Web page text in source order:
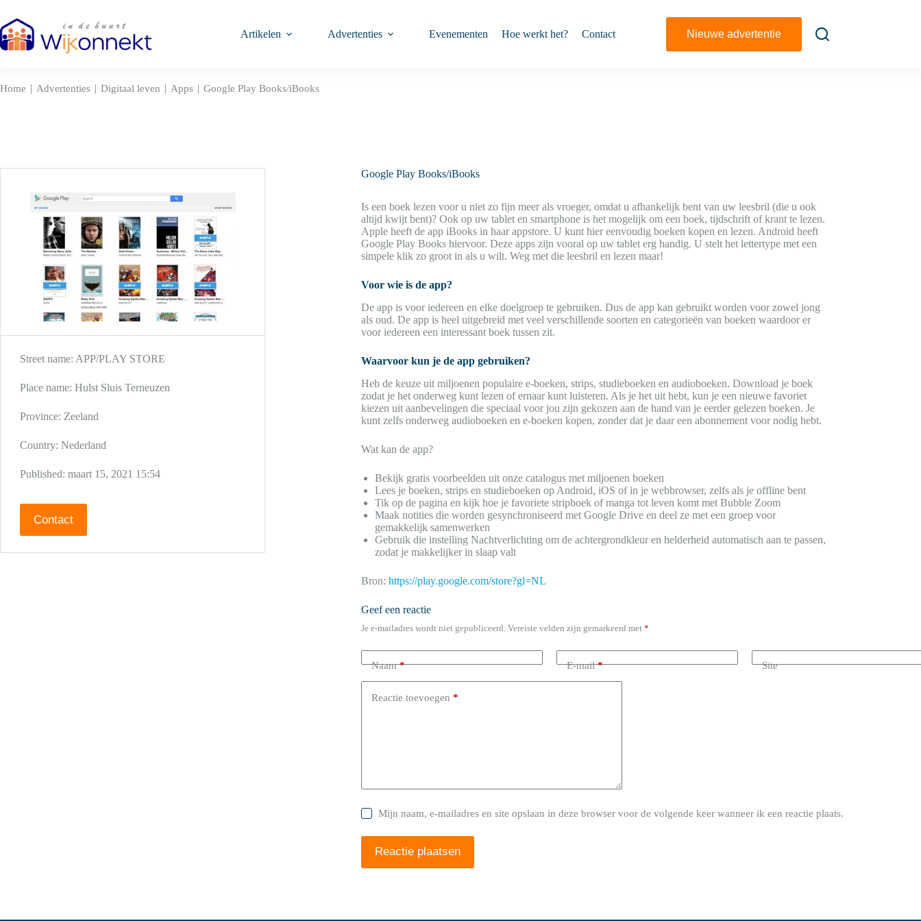
naar
de
inhoud
Artikelen Advertenties Evenementen Hoe werkt het? Contact Nieuwe advertentie
Home | Advertenties | Digitaal leven | Apps | Google Play Books/iBooks
Google Play Books/iBooks
Is een boek lezen voor u niet zo fijn meer als vroeger, omdat u afhankelijk bent van uw leesbril (die u ook
altijd kwijt bent)? Ook op uw tablet en smartphone is het mogelijk om een boek, tijdschrift of krant te lezen.
Apple heeft de app iBooks in haar appstore. U kunt hier eenvoudig boeken kopen en lezen. Android heeft
Google Play Books hiervoor. Deze apps zijn vooral op uw tablet erg handig. U stelt het lettertype met een
simpele klik zo groot in als u wilt. Weg met die leesbril en lezen maar!
Voor wie is de app?
De app is voor iedereen en elke doelgroep te gebruiken. Dus de app kan gebruikt worden voor zowel jong
als oud. De app is heel uitgebreid met veel verschillende soorten en categorieën van boeken waardoor er
voor iedereen een interessant boek tussen zit.
Waarvoor kun je de app gebruiken?
Heb de keuze uit miljoenen populaire e-boeken, strips, studieboeken en audioboeken. Download je boek
zodat je het onderweg kunt lezen of ernaar kunt luisteren. Als je het uit hebt, kun je een nieuwe favoriet
kiezen uit aanbevelingen die speciaal voor jou zijn gekozen aan de hand van je eerder gelezen boeken. Je
kunt zelfs onderweg audioboeken en e-boeken kopen, zonder dat je daar een abonnement voor nodig hebt.
Wat kan de app?
Bekijk gratis voorbeelden uit onze catalogus met miljoenen boeken
Lees je boeken, strips en studieboeken op Android, iOS of in je webbrowser, zelfs als je offline bent
Tik op de pagina en kijk hoe je favoriete stripboek of manga tot leven komt met Bubble Zoom
Maak notities die worden gesynchroniseerd met Google Drive en deel ze met een groep voor
gemakkelijk samenwerken
Gebruik die instelling Nachtverlichting om de achtergrondkleur en helderheid automatisch aan te passen,
zodat je makkelijker in slaap valt
Bron:https://play.google.com/store?gl=NL
Geef een reactie
Je e-mailadres wordt niet gepubliceerd. Vereiste velden zijn gemarkeerd met*
Naam* E-mail* Site
Reactie toevoegen *
Mijn naam, e-mailadres en site opslaan in deze browser voor de volgende keer wanneer ik een reactie plaats.
Reactie plaatsen
Street name: APP/PLAY STORE
Place name: Hulst Sluis Terneuzen
Province: Zeeland
Country: Nederland
Published: maart 15, 2021 15:54
Contact